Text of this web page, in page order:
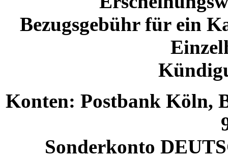
Bezugsgebühr für ein
Konten: Postbank Köln,
Sonderkonto